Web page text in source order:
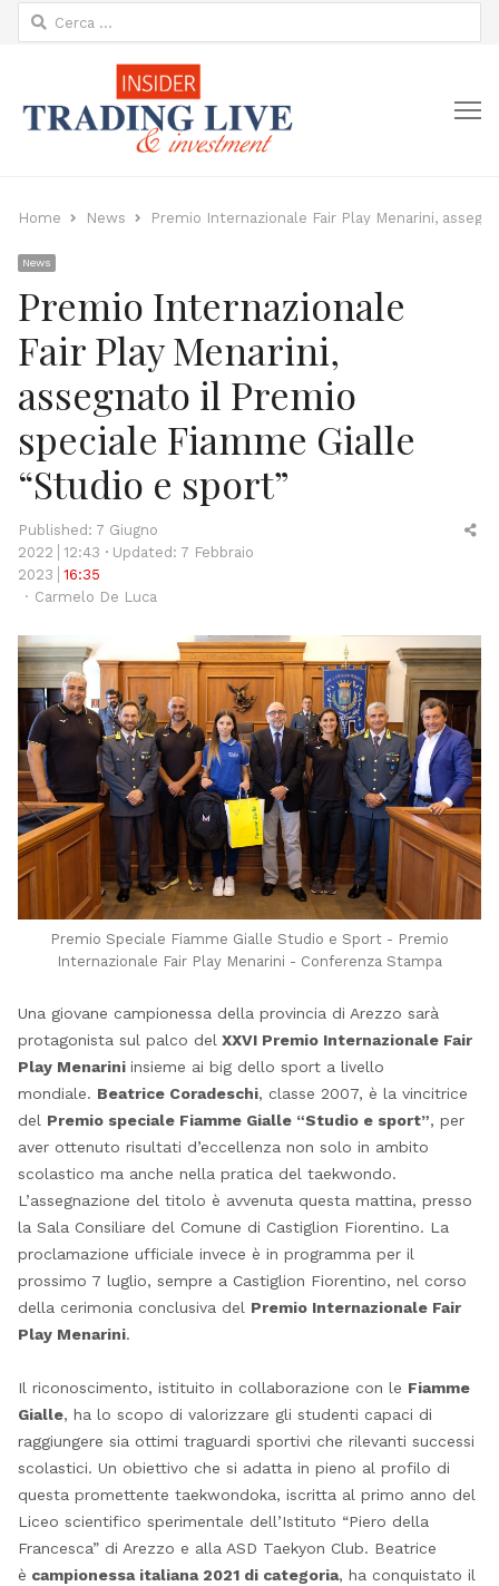
Ricerca
per:
Home News Premio Internazionale Fair Play Menarini,
News
Premio Internazionale
Fair Play Menarini,
assegnato il Premio
speciale Fiamme Gialle
“Studio e sport”
Published: 7 Giugno
2022
12:43
Updated: 7 Febbraio
2023
16:35
Author
Carmelo De Luca
Premio Speciale Fiamme Gialle Studio e Sport - Premio
Internazionale Fair Play Menarini - Conferenza Stampa
Una giovane campionessa della provincia di Arezzo sarà
protagonista sul palco delXXVI Premio Internazionale Fair
Play Menarini insieme ai big dello sport a livello
mondiale. Beatrice Coradeschi, classe 2007, è la vincitrice
del Premio speciale Fiamme Gialle “Studio e sport”, per
aver ottenuto risultati d’eccellenza non solo in ambito
scolastico ma anche nella pratica del taekwondo.
L’assegnazione del titolo è avvenuta questa mattina, presso
la Sala Consiliare del Comune di Castiglion Fiorentino. La
proclamazione ufficiale invece è in programma per il
prossimo 7 luglio, sempre a Castiglion Fiorentino, nel corso
della cerimonia conclusiva del Premio Internazionale Fair
Play Menarini.
Il riconoscimento, istituito in collaborazione con le Fiamme
Gialle, ha lo scopo di valorizzare gli studenti capaci di
raggiungere sia ottimi traguardi sportivi che rilevanti successi
scolastici. Un obiettivo che si adatta in pieno al profilo di
questa promettente taekwondoka, iscritta al primo anno del
Liceo scientifico sperimentale dell’Istituto “Piero della
Francesca” di Arezzo e alla ASD Taekyon Club. Beatrice
è campionessa italiana 2021 di categoria, ha conquistato il